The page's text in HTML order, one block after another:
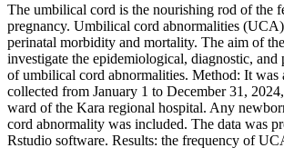
The umbilical cord is the nourishing rod of the
pregnancy. Umbilical cord abnormalities
perinatal morbidity and mortality. The aim of
investigate the epidemiological, diagnostic, and
of umbilical cord abnormalities. Method: It was
collected from January 1 to December 31,
ward of the Kara regional hospital. Any
cord abnormality was included. The data was
Rstudio software. Results: the frequency of